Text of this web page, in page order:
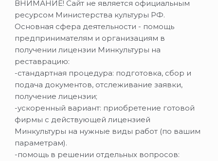
ВНИМАНИЕ! Сайт не является официальным
ресурсом Министерства культуры РФ.
Основная сфера деятельности - помощь
предпринимателям и организациям в
получении лицензии Минкультуры на
реставрацию:
-стандартная процедура: подготовка, сбор и
подача документов, отслеживание заявки,
получение лицензии;
-ускоренный вариант: приобретение готовой
фирмы с действующей лицензией
Минкультуры на нужные виды работ (по вашим
параметрам).
-помощь в решении отдельных вопросов: